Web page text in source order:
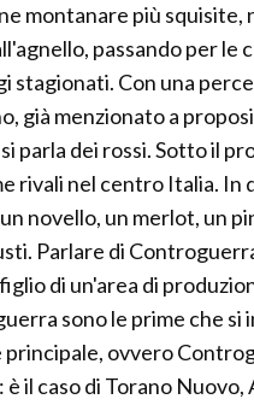
montanare più squisite,
passando per le
stagionati. Con una
già menzionato a
parla dei rossi. Sotto il
rivali nel centro Italia.
novello, un merlot, un
Parlare di
di un'area di
sono le prime che
principale, ovvero
è il caso di Torano